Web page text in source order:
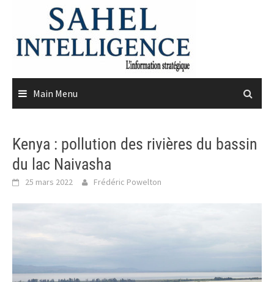
content
Main Menu
Kenya : pollution des rivières du bassin
du lac Naivasha
25 mars 2022 Frédéric Powelton